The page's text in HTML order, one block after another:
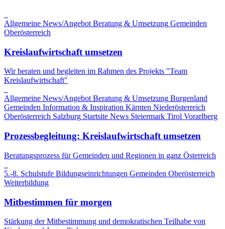
Allgemeine News/Angebot Beratung & Umsetzung Gemeinden
Oberösterreich
Kreislaufwirtschaft umsetzen
Wir beraten und begleiten im Rahmen des Projekts "Team
Kreislaufwirtschaft"
Allgemeine News/Angebot Beratung & Umsetzung Burgenland
Gemeinden Information & Inspiration Kärnten Niederösterreich
Oberösterreich Salzburg Startsite News Steiermark Tirol Vorarlberg
Prozessbegleitung: Kreislaufwirtschaft umsetzen
Beratungsprozess für Gemeinden und Regionen in ganz Österreich
5.-8. Schulstufe Bildungseinrichtungen Gemeinden Oberösterreich
Weiterbildung
Mitbestimmen für morgen
Stärkung der Mitbestimmung und demokratischen Teilhabe von